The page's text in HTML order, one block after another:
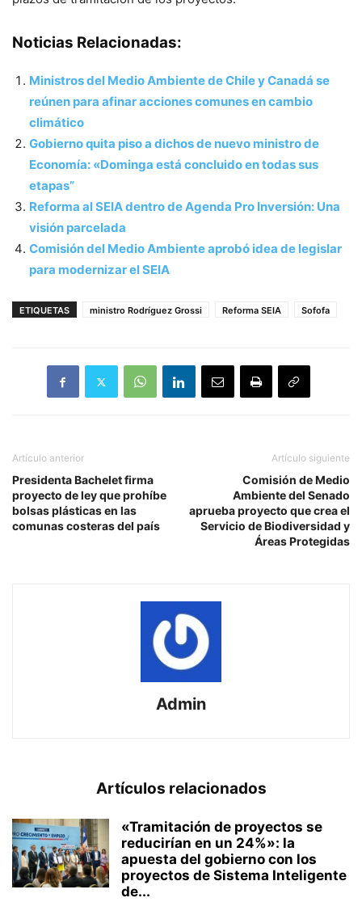
Noticias Relacionadas:
Ministros del Medio Ambiente de Chile y Canadá se
reúnen para afinar acciones comunes en cambio
climático
Gobierno quita piso a dichos de nuevo ministro de
Economía: «Dominga está concluido en todas sus
etapas”
Reforma al SEIA dentro de Agenda Pro Inversión: Una
visión parcelada
Comisión del Medio Ambiente aprobó idea de legislar
para modernizar el SEIA
ETIQUETAS ministro Rodríguez Grossi Reforma SEIA Sofofa
Artículo anterior
Presidenta Bachelet firma
proyecto de ley que prohíbe
bolsas plásticas en las
comunas costeras del país
Artículo siguiente
Comisión de Medio
Ambiente del Senado
aprueba proyecto que crea el
Servicio de Biodiversidad y
Áreas Protegidas
Admin
Artículos relacionados
«Tramitación de proyectos se
reducirían en un 24%»: la
apuesta del gobierno con los
proyectos de Sistema Inteligente
de...